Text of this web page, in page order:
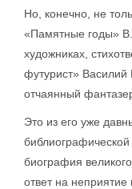
Но, конечно, не
«Памятные годы»
художниках,
футурист» Василий
отчаянный
Это из его уже
биография
ответ на неприятие